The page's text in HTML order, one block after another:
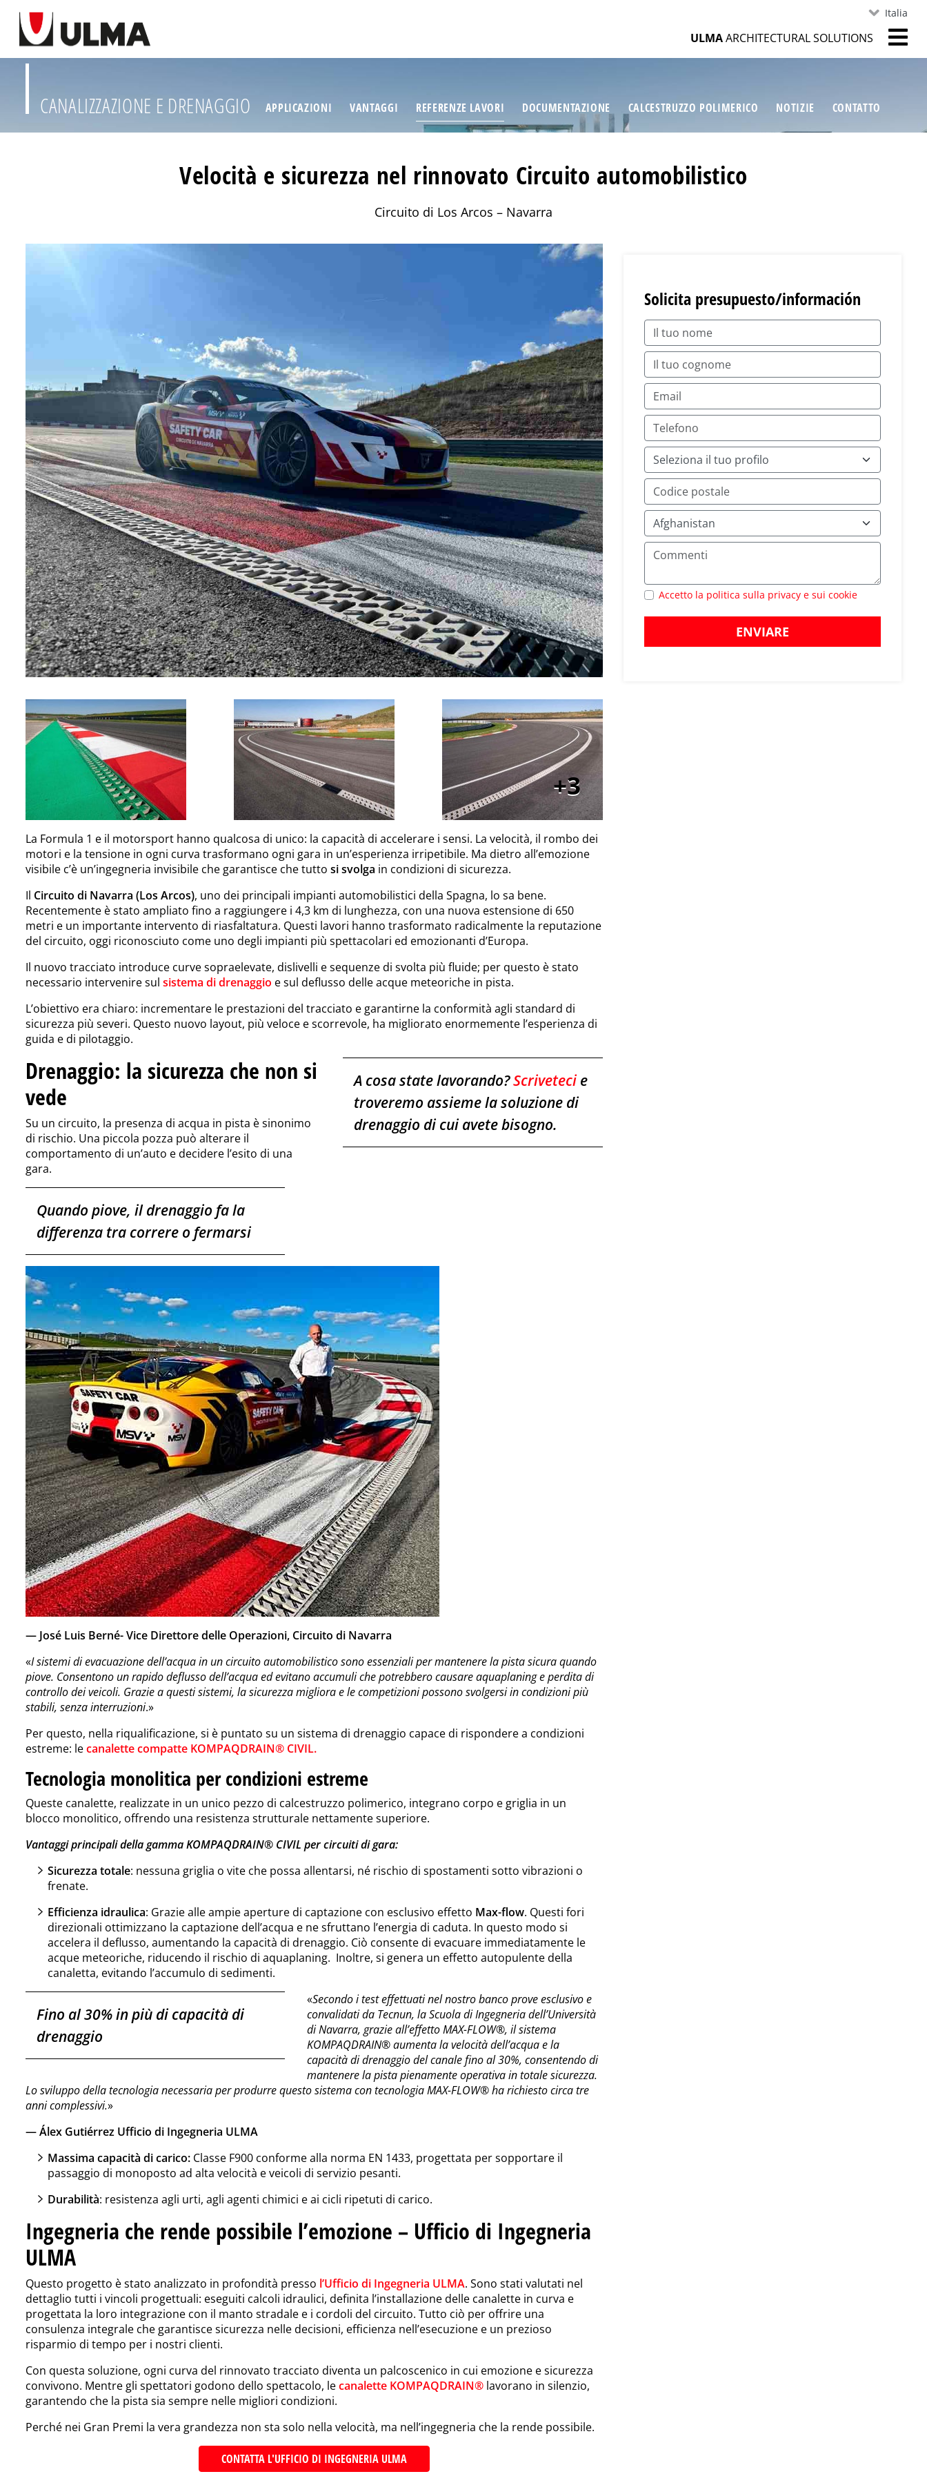
Italia
ULMAARCHITECTURAL SOLUTIONS
CANALIZZAZIONE E DRENAGGIO APPLICAZIONI VANTAGGI REFERENZE LAVORI DOCUMENTAZIONE CALCESTRUZZO POLIMERICO NOTIZIE CONTATTO
Velocità e sicurezza nel rinnovato Circuito automobilistico
Circuito di Los Arcos – Navarra
3
La Formula 1 e il motorsport hanno qualcosa di unico: la capacità di accelerare i sensi. La velocità, il rombo dei
motori e la tensione in ogni curva trasformano ogni gara in un’esperienza irripetibile. Ma dietro all’emozione
visibile c’è un’ingegneria invisibile che garantisce che tutto si svolga in condizioni di sicurezza.
Il Circuito di Navarra (Los Arcos), uno dei principali impianti automobilistici della Spagna, lo sa bene.
Recentemente è stato ampliato fino a raggiungere i 4,3 km di lunghezza, con una nuova estensione di 650
metri e un importante intervento di riasfaltatura. Questi lavori hanno trasformato radicalmente la reputazione
del circuito, oggi riconosciuto come uno degli impianti più spettacolari ed emozionanti d’Europa.
Il nuovo tracciato introduce curve sopraelevate, dislivelli e sequenze di svolta più fluide; per questo è stato
necessario intervenire sul sistema di drenaggio e sul deflusso delle acque meteoriche in pista.
L’obiettivo era chiaro: incrementare le prestazioni del tracciato e garantirne la conformità agli standard di
sicurezza più severi. Questo nuovo layout, più veloce e scorrevole, ha migliorato enormemente l’esperienza di
guida e di pilotaggio.
A cosa state lavorando?Scriveteci e
troveremo assieme la soluzione di
drenaggio di cui avete bisogno.
Drenaggio: la sicurezza che non si
vede
Su un circuito, la presenza di acqua in pista è sinonimo
di rischio. Una piccola pozza può alterare il
comportamento di un’auto e decidere l’esito di una
gara.
Quando piove, il drenaggio fa la
differenza tra correre o fermarsi
— José Luis Berné- Vice Direttore delle Operazioni, Circuito di Navarra
«I sistemi di evacuazione dell’acqua in un circuito automobilistico sono essenziali per mantenere la pista sicura quando
piove. Consentono un rapido deflusso dell’acqua ed evitano accumuli che potrebbero causare aquaplaning e perdita di
controllo dei veicoli. Grazie a questi sistemi, la sicurezza migliora e le competizioni possono svolgersi in condizioni più
stabili, senza interruzioni.»
Per questo, nella riqualificazione, si è puntato su un sistema di drenaggio capace di rispondere a condizioni
estreme: lecanalette compatte KOMPAQDRAIN® CIVIL.
Tecnologia monolitica per condizioni estreme
Queste canalette, realizzate in un unico pezzo di calcestruzzo polimerico, integrano corpo e griglia in un
blocco monolitico, offrendo una resistenza strutturale nettamente superiore.
Vantaggi principali della gamma KOMPAQDRAIN® CIVIL per circuiti di gara:
Sicurezza totale: nessuna griglia o vite che possa allentarsi, né rischio di spostamenti sotto vibrazioni o
frenate.
Efficienza idraulica: Grazie alle ampie aperture di captazione con esclusivo effetto Max-flow. Questi fori
direzionali ottimizzano la captazione dell’acqua e ne sfruttano l’energia di caduta. In questo modo si
accelera il deflusso, aumentando la capacità di drenaggio. Ciò consente di evacuare immediatamente le
acque meteoriche, riducendo il rischio di aquaplaning. Inoltre, si genera un effetto autopulente della
canaletta, evitando l’accumulo di sedimenti.
Fino al 30% in più di capacità di
drenaggio
«Secondo i test effettuati nel nostro banco prove esclusivo e
convalidati da Tecnun, la Scuola di Ingegneria dell’Università
di Navarra, grazie all’effetto MAX-FLOW®, il sistema
KOMPAQDRAIN® aumenta la velocità dell’acqua e la
capacità di drenaggio del canale fino al 30%, consentendo di
mantenere la pista pienamente operativa in totale sicurezza.
Lo sviluppo della tecnologia necessaria per produrre questo sistema con tecnologia MAX-FLOW® ha richiesto circa tre
anni complessivi.»
— Álex Gutiérrez Ufficio di Ingegneria ULMA
Massima capacità di carico: Classe F900 conforme alla norma EN 1433, progettata per sopportare il
passaggio di monoposto ad alta velocità e veicoli di servizio pesanti.
Durabilità: resistenza agli urti, agli agenti chimici e ai cicli ripetuti di carico.
Ingegneria che rende possibile l’emozione – Ufficio di Ingegneria
ULMA
Questo progetto è stato analizzato in profondità presso l’Ufficio di Ingegneria ULMA. Sono stati valutati nel
dettaglio tutti i vincoli progettuali: eseguiti calcoli idraulici, definita l’installazione delle canalette in curva e
progettata la loro integrazione con il manto stradale e i cordoli del circuito. Tutto ciò per offrire una
consulenza integrale che garantisce sicurezza nelle decisioni, efficienza nell’esecuzione e un prezioso
risparmio di tempo per i nostri clienti.
Con questa soluzione, ogni curva del rinnovato tracciato diventa un palcoscenico in cui emozione e sicurezza
convivono. Mentre gli spettatori godono dello spettacolo, lecanalette KOMPAQDRAIN® lavorano in silenzio,
garantendo che la pista sia sempre nelle migliori condizioni.
Perché nei Gran Premi la vera grandezza non sta solo nella velocità, ma nell’ingegneria che la rende possibile.
CONTATTA L'UFFICIO DI INGEGNERIA ULMA
Solicita presupuesto/información
Accetto la politica sulla privacy e sui cookie
ENVIARE